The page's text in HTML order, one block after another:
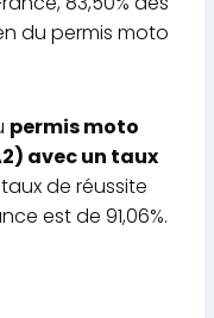
du permis moto
permis moto
avec un taux
taux de réussite
est de 91,06%.